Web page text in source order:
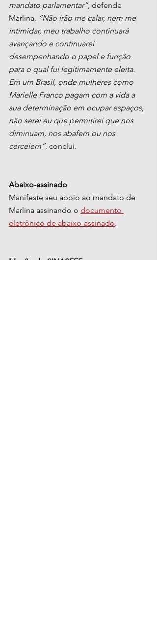
mandato parlamentar”, defende
Marlina. “Não irão me calar, nem me
intimidar, meu trabalho continuará
avançando e continuarei
desempenhando o papel e função
para o qual fui legitimamente eleita.
Em um Brasil, onde mulheres como
Marielle Franco pagam com a vida a
sua determinação em ocupar espaços,
não serei eu que permitirei que nos
diminuam, nos abafem ou nos
cerceiem”, conclui.
Abaixo-assinado
Manifeste seu apoio ao mandato de
Marlina assinando o documento
eletrônico de abaixo-assinado.
Moção do SINASEFE